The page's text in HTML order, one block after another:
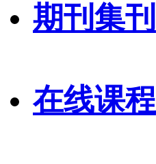
期刊集刊
在线课程